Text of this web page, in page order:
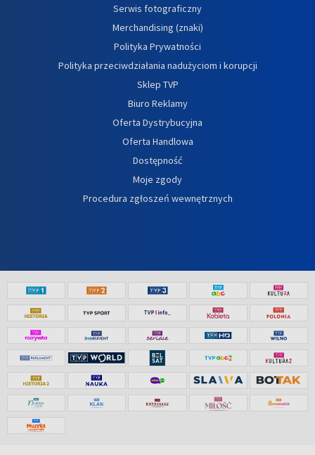
Serwis fotograficzny
Merchandising (znaki)
Polityka Prywatności
Polityka przeciwdziałania nadużyciom i korupcji
Sklep TVP
Biuro Reklamy
Oferta Dystrybucyjna
Oferta Handlowa
Dostępność
Moje zgody
Procedura zgłoszeń wewnętrznych